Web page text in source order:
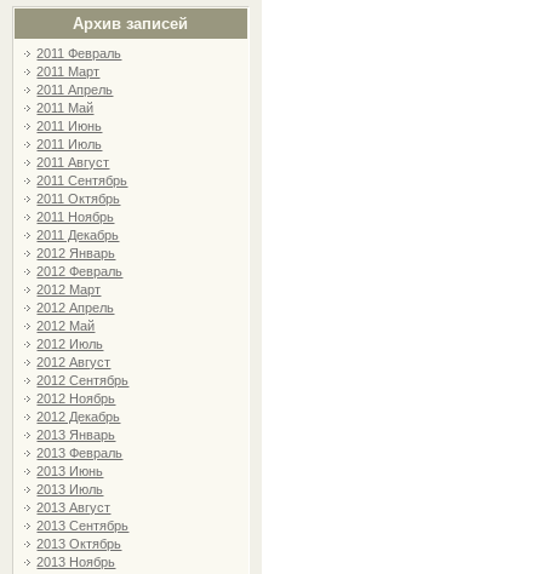
Архив записей
2011 Февраль
2011 Март
2011 Апрель
2011 Май
2011 Июнь
2011 Июль
2011 Август
2011 Сентябрь
2011 Октябрь
2011 Ноябрь
2011 Декабрь
2012 Январь
2012 Февраль
2012 Март
2012 Апрель
2012 Май
2012 Июль
2012 Август
2012 Сентябрь
2012 Ноябрь
2012 Декабрь
2013 Январь
2013 Февраль
2013 Июнь
2013 Июль
2013 Август
2013 Сентябрь
2013 Октябрь
2013 Ноябрь